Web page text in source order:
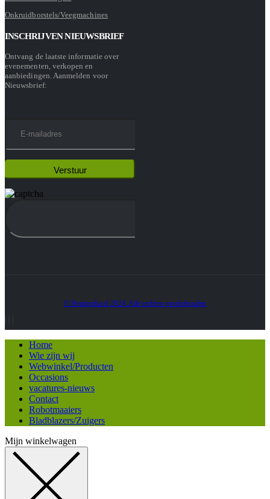
Onkruidborstels/Veegmachines
INSCHRIJVEN NIEUWSBRIEF
Ontvang de laatste informatie over
evenementen, verkopen en
aanbiedingen. Aanmelden voor
Nieuwsbrief:
© Heatmedia.nl 2024. Alle rechten voorbehouden
Home
Wie zijn wij
Webwinkel/Producten
Occasions
vacatures-nieuws
Contact
Robotmaaiers
Bladblazers/Zuigers
Mijn winkelwagen